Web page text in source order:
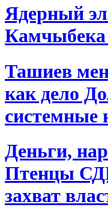
Ядерный
Ташиев
как дело
системные
Деньги,
Птенцы
захват